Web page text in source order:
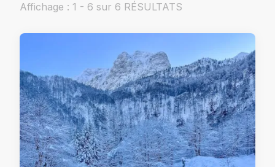
Affichage : 1 - 6 sur 6 RÉSULTATS